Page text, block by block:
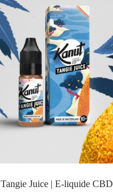
Tangie Juice | E-liquide CBD